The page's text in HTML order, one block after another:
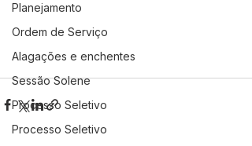
Planejamento
Ordem de Serviço
Alagações e enchentes
Sessão Solene
Processo Seletivo
Processo Seletivo